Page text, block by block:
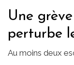
Une
perturbe
Au moins deux